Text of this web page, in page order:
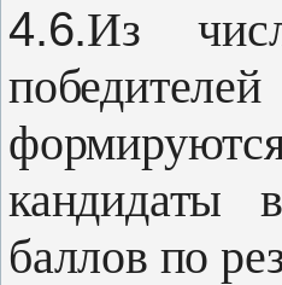
4.6.Из
победителей
кандидаты
баллов по